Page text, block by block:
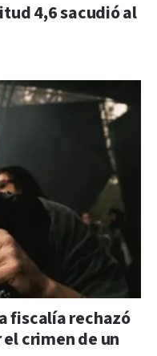
4,6 sacudió al
fiscalía rechazó
crimen de un